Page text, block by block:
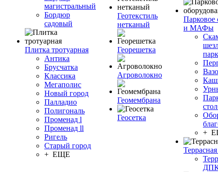
магистральный
Бордюр
садовый
Плитка тротуарная
Антика
Брусчатка
Классика
Мегаполис
Новый город
Палладио
Полигональ
Променад l
Променад ll
Ригель
Старый город
+ ЕЩЕ
Геотекстиль
нетканый
Георешетка
Агроволокно
Геомембрана
Геосетка
Парковое
и МАФы
+